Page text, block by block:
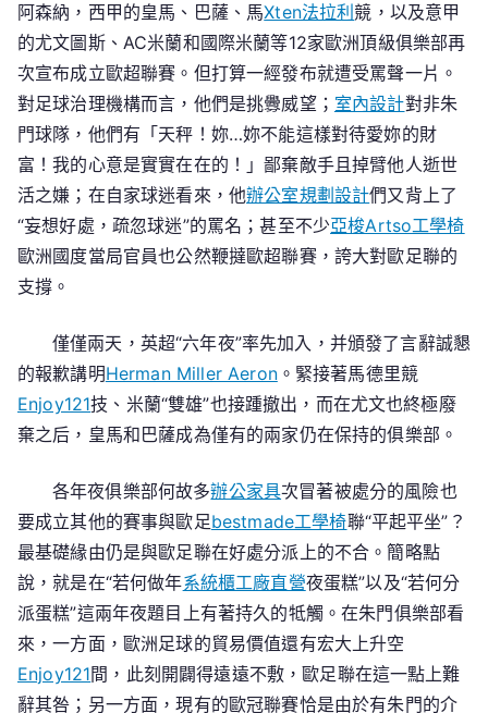
阿森納，西甲的皇馬、巴薩、馬Xten法拉利 競，以及意甲
的尤文圖斯、AC米蘭和國際米蘭等12家歐洲頂級俱樂部再
次宣布成立歐超聯賽。但打算一經發布就遭受罵聲一片。
對足球治理機構而言，他們是挑釁威望； 室內設計對非朱
門球隊，他們有「天秤！妳…妳不能這樣對待愛妳的財
富！我的心意是實實在在的！」鄙棄敵手且掉臂他人逝世
活之嫌；在自家球迷看來，他辦公室規劃設計們又背上了
“妄想好處，疏忽球迷”的罵名；甚至不少亞梭Artso工學椅
歐洲國度當局官員也公然鞭撻歐超聯賽，誇大對歐足聯的
支撐。
僅僅兩天，英超“六年夜”率先加入，并頒發了言辭誠懇
的報歉講明Herman Miller Aeron。緊接著馬德里競
Enjoy121技、米蘭“雙雄”也接踵撤出，而在尤文也終極廢
棄之后，皇馬和巴薩成為僅有的兩家仍在保持的俱樂部。
各年夜俱樂部何故多辦公家具次冒著被處分的風險也
要成立其他的賽事與歐足bestmade工學椅聯“平起平坐”？
最基礎緣由仍是與歐足聯在好處分派上的不合。簡略點
說，就是在“若何做年系統櫃工廠直營夜蛋糕”以及“若何分
派蛋糕”這兩年夜題目上有著持久的牴觸。在朱門俱樂部看
來，一方面，歐洲足球的貿易價值還有宏大上升空
Enjoy121間，此刻開闢得遠遠不敷，歐足聯在這一點上難
辭其咎；另一方面，現有的歐冠聯賽恰是由於有朱門的介